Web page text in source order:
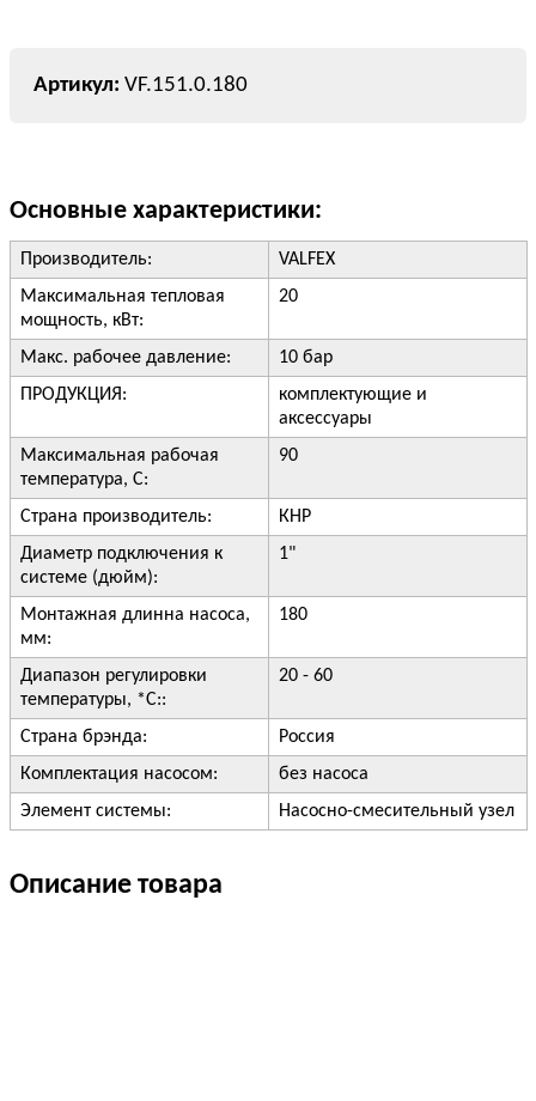
VF.151.0.180
Основные характеристики:
Производитель:
VALFEX
Максимальная тепловая
мощность, кВт:
20
Макс. рабочее давление:
10 бар
ПРОДУКЦИЯ:
комплектующие и
аксессуары
Максимальная рабочая
температура, С:
90
Страна производитель:
КНР
Диаметр подключения к
системе (дюйм):
1"
Монтажная длинна насоса,
мм:
180
Диапазон регулировки
температуры, *С::
20 - 60
Страна брэнда:
Россия
Комплектация насосом:
без насоса
Элемент системы:
Насосно-смесительный узел
Описание товара